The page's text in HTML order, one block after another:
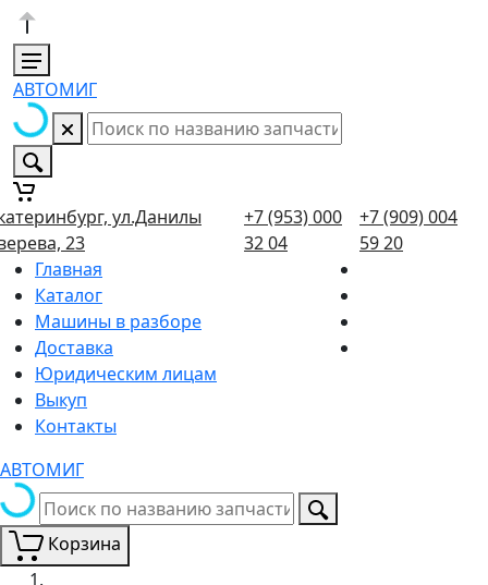
АВТОМИГ
ул.Данилы
23
+7 (953) 000
32 04
+7 (909) 004
59 20
Главная
Каталог
Машины в разборе
Доставка
Юридическим лицам
Выкуп
Контакты
АВТОМИГ
Корзина